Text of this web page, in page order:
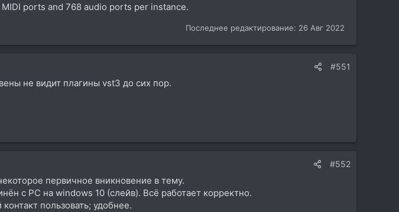
ports and 768 audio ports per instance.
Последнее редактирование: 26 Авг 2022
#551
не видит плагины vst3 до сих пор.
#552
первичное вникновение в тему.
с PC на windows 10 (слейв). Всё работает корректно.
пользовать; удобнее.